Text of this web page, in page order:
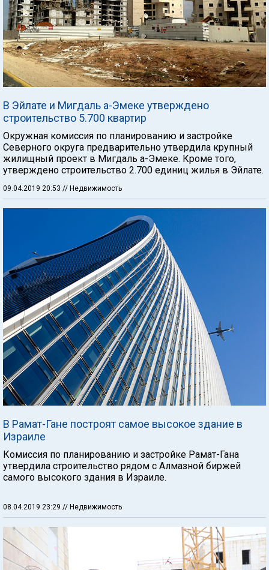
В Эйлате и Мигдаль а-Эмеке утверждено
строительство 5.700 квартир
Окружная комиссия по планированию и застройке
Северного округа предварительно утвердила крупный
жилищный проект в Мигдаль а-Эмеке. Кроме того,
утверждено строительство 2.700 единиц жилья в Эйлате.
09.04.2019 20:53 // Недвижимость
В Рамат-Гане построят самое высокое здание в
Израиле
Комиссия по планированию и застройке Рамат-Гана
утвердила строительство рядом с Алмазной биржей
самого высокого здания в Израиле.
08.04.2019 23:29 // Недвижимость